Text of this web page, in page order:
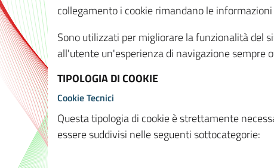
collegamento i cookie rimandano le
Sono utilizzati per migliorare la funzionalità del
all'utente un'esperienza di navigazione sempre
TIPOLOGIA DI COOKIE
Cookie Tecnici
Questa tipologia di cookie è strettamente
essere suddivisi nelle seguenti sottocategorie: